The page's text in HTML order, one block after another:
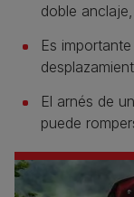
doble
Es
El arnés de
puede